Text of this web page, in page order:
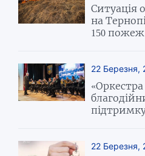
Ситуація
на
150 пожеж
22 Березня,
22 Березня,